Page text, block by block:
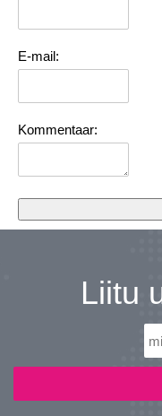
E-mail:
Kommentaar:
Liitu